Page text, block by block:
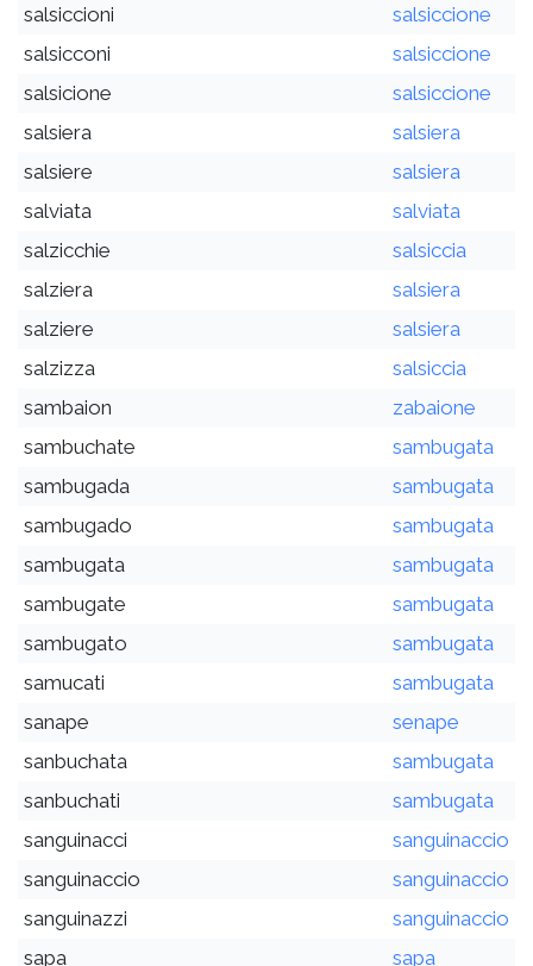
salsiccioni
salsiccione
salsicconi
salsiccione
salsicione
salsiccione
salsiera
salsiera
salsiere
salsiera
salviata
salviata
salzicchie
salsiccia
salziera
salsiera
salziere
salsiera
salzizza
salsiccia
sambaion
zabaione
sambuchate
sambugata
sambugada
sambugata
sambugado
sambugata
sambugata
sambugata
sambugate
sambugata
sambugato
sambugata
samucati
sambugata
sanape
senape
sanbuchata
sambugata
sanbuchati
sambugata
sanguinacci
sanguinaccio
sanguinaccio
sanguinaccio
sanguinazzi
sanguinaccio
sapa
sapa